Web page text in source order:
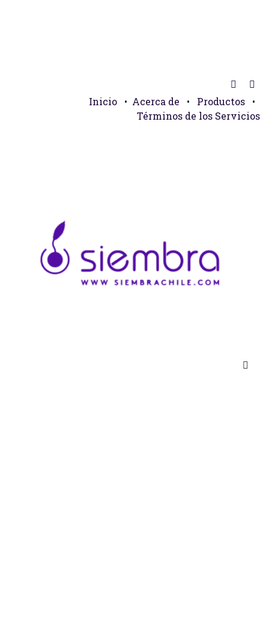
Inicio • Acerca de • Productos
•
Términos de los Servicios